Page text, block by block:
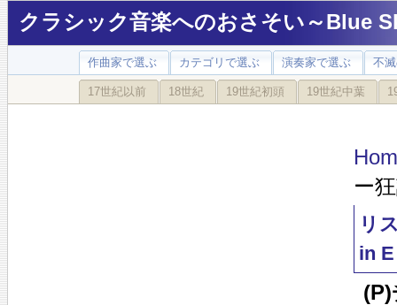
クラシック音楽へのおさそい～Blue
作曲家で選ぶ カテゴリで選ぶ 演奏家で選ぶ 不
17世紀以前 18世紀 19世紀初頭 19世紀中葉
ー
リ
in